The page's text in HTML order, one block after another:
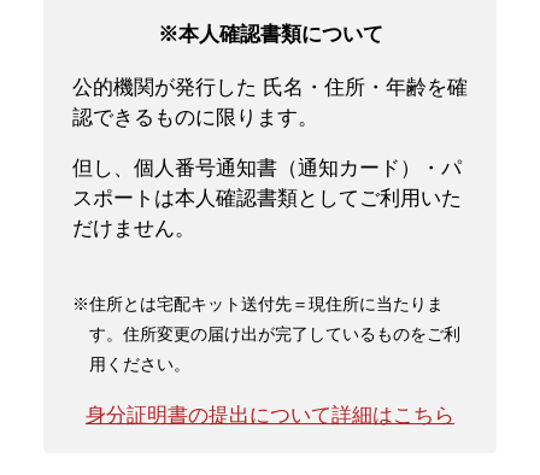
※本人確認書類について
公的機関が発行した 氏名・住所・年齢を確
認できるものに限ります。
但し、個人番号通知書（通知カード）・パ
スポートは本人確認書類としてご利用いた
だけません。
※住所とは宅配キット送付先＝現住所に当たりま
す。住所変更の届け出が完了しているものをご利
用ください。
身分証明書の提出について詳細はこちら